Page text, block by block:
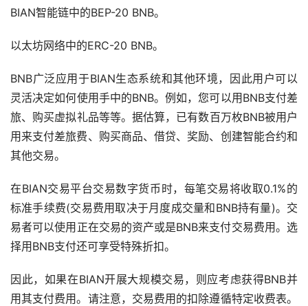
BIAN智能链中的BEP-20 BNB。
以太坊网络中的ERC-20 BNB。
BNB广泛应用于BIAN生态系统和其他环境，因此用户可以
灵活决定如何使用手中的BNB。例如，您可以用BNB支付差
旅、购买虚拟礼品等等。据估算，已有数百万枚BNB被用户
用来支付差旅费、购买商品、借贷、奖励、创建智能合约和
其他交易。
在BIAN交易平台交易数字货币时，每笔交易将收取0.1%的
标准手续费(交易费用取决于月度成交量和BNB持有量)。交
易者可以使用正在交易的资产或是BNB来支付交易费用。选
择用BNB支付还可享受特殊折扣。
因此，如果在BIAN开展大规模交易，则应考虑获得BNB并
用其支付费用。请注意，交易费用的扣除遵循特定收费表。